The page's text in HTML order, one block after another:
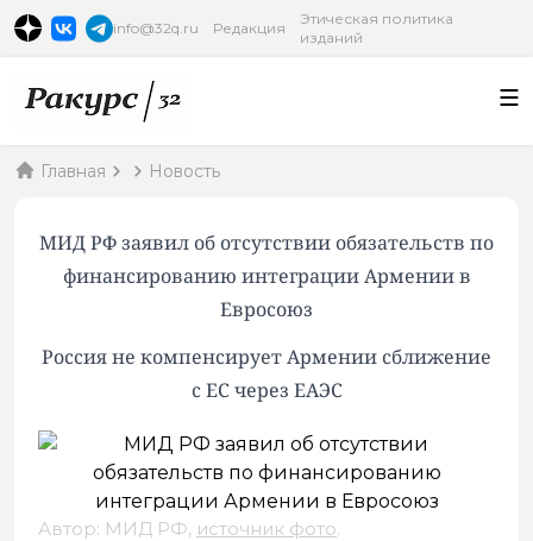
info@32q.ru Редакция
Этическая политика
изданий
Главная Новость
МИД РФ заявил об отсутствии обязательств по
финансированию интеграции Армении в
Евросоюз
Россия не компенсирует Армении сближение
с ЕС через ЕАЭС
Автор: МИД РФ, источник фото.